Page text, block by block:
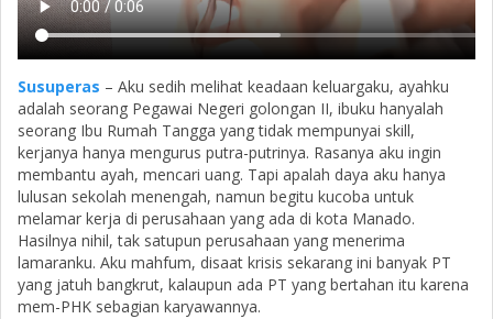
Susuperas – Aku sedih melihat keadaan keluargaku, ayahku
adalah seorang Pegawai Negeri golongan II, ibuku hanyalah
seorang Ibu Rumah Tangga yang tidak mempunyai skill,
kerjanya hanya mengurus putra-putrinya. Rasanya aku ingin
membantu ayah, mencari uang. Tapi apalah daya aku hanya
lulusan sekolah menengah, namun begitu kucoba untuk
melamar kerja di perusahaan yang ada di kota Manado.
Hasilnya nihil, tak satupun perusahaan yang menerima
lamaranku. Aku mahfum, disaat krisis sekarang ini banyak PT
yang jatuh bangkrut, kalaupun ada PT yang bertahan itu karena
mem-PHK sebagian karyawannya.